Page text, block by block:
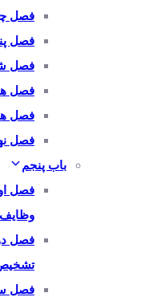
فصل
فصل
فصل
فصل
فصل
فصل
باب پنجم
فصل
وظایف
فصل
فصل